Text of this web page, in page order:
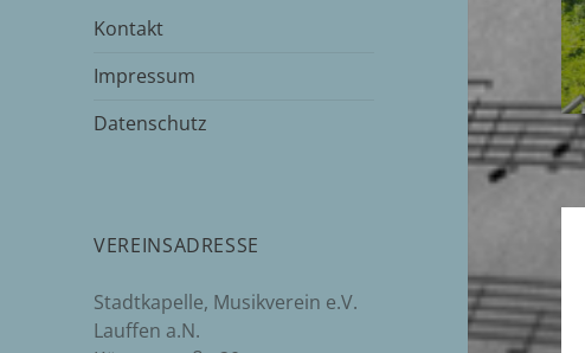
Kontakt
Impressum
Datenschutz
VEREINSADRESSE
Stadtkapelle, Musikverein e.V.
Lauffen a.N.